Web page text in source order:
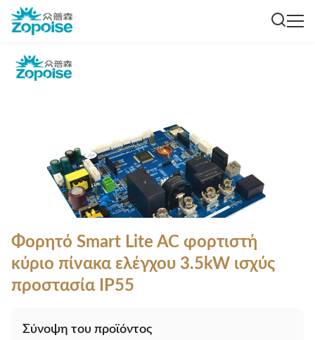
Φορητό Smart Lite AC φορτιστή
κύριο πίνακα ελέγχου 3.5kW ισχύς
προστασία IP55
Σύνοψη του προϊόντος